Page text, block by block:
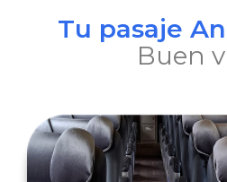
Tu pasaje
Buen